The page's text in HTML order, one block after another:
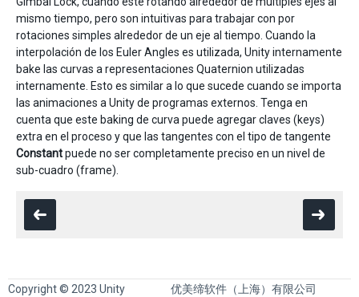
mismo tiempo, pero son intuitivas para trabajar con por
rotaciones simples alrededor de un eje al tiempo. Cuando la
interpolación de los Euler Angles es utilizada, Unity internamente
bake las curvas a representaciones Quaternion utilizadas
internamente. Esto es similar a lo que sucede cuando se importa
las animaciones a Unity de programas externos. Tenga en
cuenta que este baking de curva puede agregar claves (keys)
extra en el proceso y que las tangentes con el tipo de tangente
Constantpuede no ser completamente preciso en un nivel de
sub-cuadro (frame).
Copyright © 2023 Unity 优美缔软件（上海）有限公司